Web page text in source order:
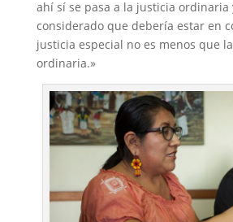
ahí sí se pasa a la justicia ordinaria
considerado que debería estar en
justicia especial no es menos que
ordinaria.»